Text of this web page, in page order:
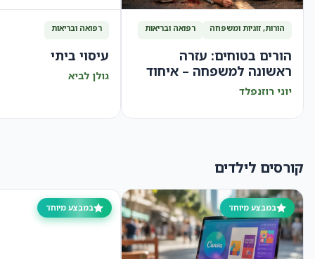
הורות, זוגיות ומשפחה רפואה ובריאות
הורים בטוחים: עזרה
ראשונה למשפחה – איחוד
הצלה
יוני רוזנפלד
רפואה ובריאות
עיסוי ביתי
גולן לביא
קורסים לילדים
במבצע מיוחד במבצע מיוחד